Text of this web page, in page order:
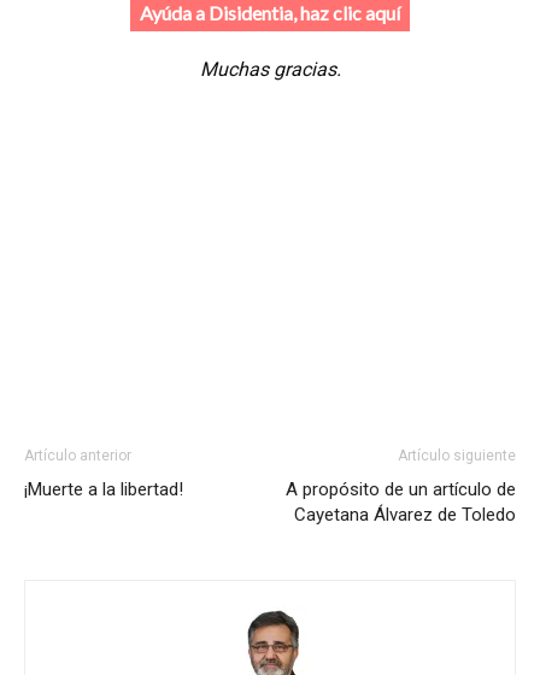
Ayúda a Disidentia, haz clic aquí
Muchas gracias.
Artículo anterior
¡Muerte a la libertad!
Artículo siguiente
A propósito de un artículo de
Cayetana Álvarez de Toledo